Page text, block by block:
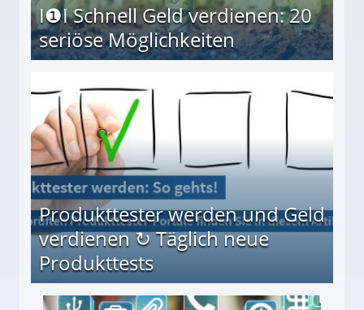
I❶I Schnell Geld verdienen: 20
seriöse Möglichkeiten
Produkttester werden und Geld
verdienen ↻ Täglich neue
Produkttests
↻ Täglich neue Produkttests